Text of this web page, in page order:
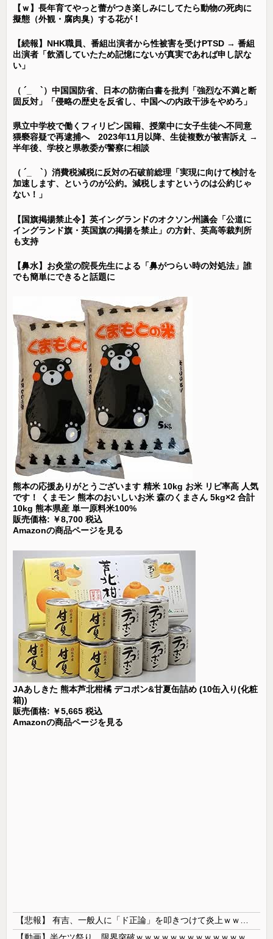
【ｗ】長年育てやっと蕾がつき楽しみにしてたら動物の死肉に
擬態（外観・腐肉臭）する花が！
【続報】NHK職員、番組出演者から性被害を受けPTSD → 番組
出演者「飲酒していたため記憶にないが真実であれば申し訳な
い」
（ ´_ゝ`）中国国防省、日本の防衛白書を批判「強烈な不満と断
固反対」「侵略の歴史を反省し、中国への内政干渉をやめろ」
県立中学校で働くフィリピン国籍、授業中に女子生徒へ不同意
猥褻容疑で再逮捕へ 2023年11月以降、生徒複数が被害訴え →
半年後、学校と県教委が警察に相談
（ ´_ゝ`）消費税減税に反対の石破前総理「実現に向けて検討を
加速します、というのが公約。減税しますというのは公約じゃ
ない！」
【国旗掲揚禁止令】英イングランドのオクソン州議会「公道に
イングランド旗・英国旗の掲揚を禁止」の方針、英高等裁判所
も支持
【鼻水】お灸堂の院長先生による「鼻がつらい時の対処法」誰
でも簡単にできると話題に
熊本の応援ありがとうございます 精米 10kg お米 リピ率高 人気
です！ くまモン 熊本のおいしいお米 森のくまさん 5kg×2 合計
10kg 熊本県産 単一原料米100%
販売価格: ￥8,700 税込
Amazonの商品ページを見る
JAあしきた 熊本芦北柑橘 デコポン&甘夏缶詰め (10缶入り(化粧
箱))
販売価格: ￥5,665 税込
Amazonの商品ページを見る